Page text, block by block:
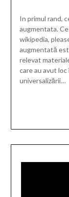
In primul rand,
augmentata.
wikipedia,
augmentată
relevat
care au avut loc
universalizării…